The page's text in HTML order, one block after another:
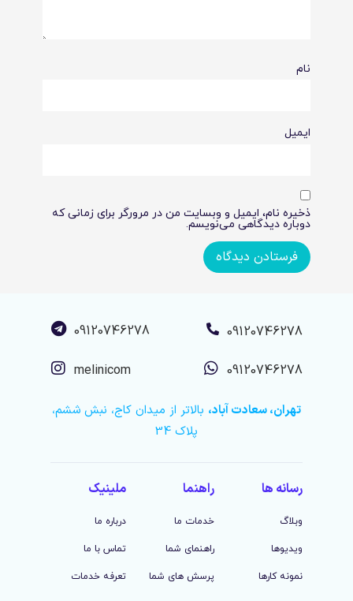
نام
ایمیل
ذخیره نام، ایمیل و وبسایت من در مرورگر برای زمانی که
دوباره دیدگاهی می‌نویسم.
09120746278
09120746278
09120746278
melinicom
تهران، سعادت آباد، بالاتر از میدان کاج، نبش ششم،
پلاک 34
رسانه ها
وبلاگ
ویدیوها
نمونه کارها
راهنما
خدمات ما
راهنمای شما
پرسش های شما
ملینیک
درباره ما
تماس با ما
تعرفه خدمات